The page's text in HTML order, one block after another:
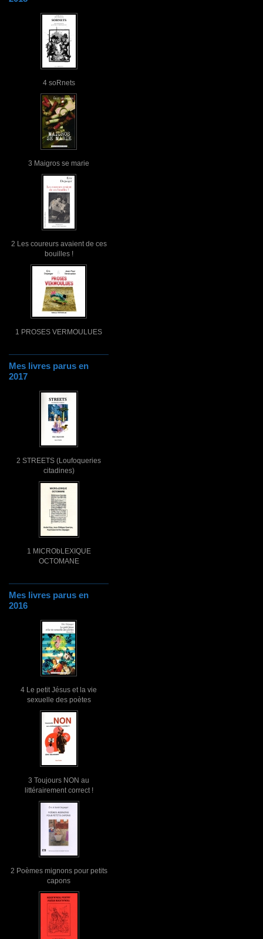
4 soRnets
3 Maigros se marie
2 Les coureurs avaient de ces
bouilles !
1 PROSES VERMOULUES
Mes livres parus en
2017
2 STREETS (Loufoqueries
citadines)
1 MICRObLEXIQUE
OCTOMANE
Mes livres parus en
2016
4 Le petit Jésus et la vie
sexuelle des poètes
3 Toujours NON au
littérairement correct !
2 Poèmes mignons pour petits
capons